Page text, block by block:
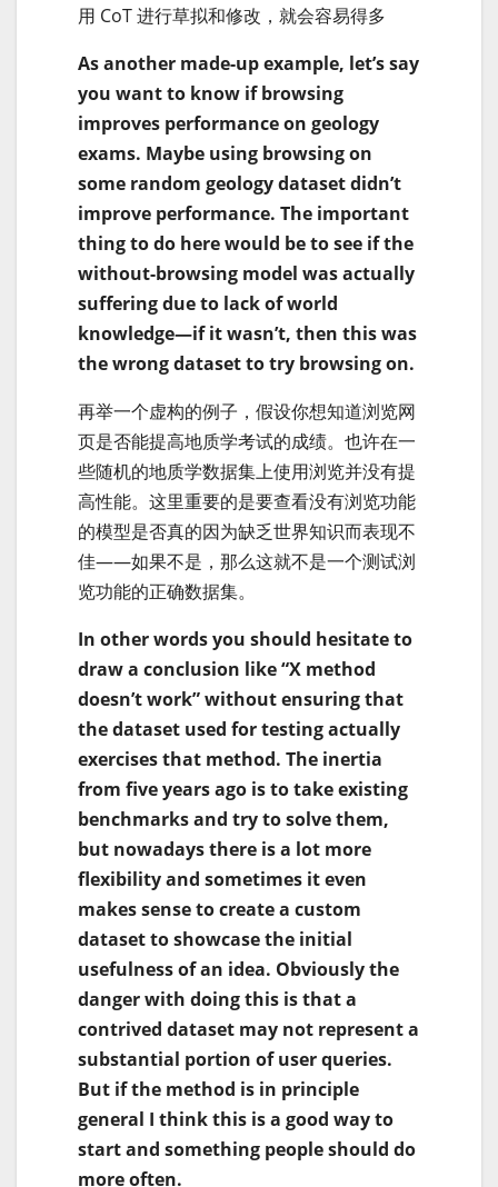
用 CoT 进行草拟和修改，就会容易得多
As another made-up example, let’s say
you want to know if browsing
improves performance on geology
exams. Maybe using browsing on
some random geology dataset didn’t
improve performance. The important
thing to do here would be to see if the
without-browsing model was actually
suffering due to lack of world
knowledge—if it wasn’t, then this was
the wrong dataset to try browsing on.
再举一个虚构的例子，假设你想知道浏览网
页是否能提高地质学考试的成绩。也许在一
些随机的地质学数据集上使用浏览并没有提
高性能。这里重要的是要查看没有浏览功能
的模型是否真的因为缺乏世界知识而表现不
佳——如果不是，那么这就不是一个测试浏
览功能的正确数据集。
In other words you should hesitate to
draw a conclusion like “X method
doesn’t work” without ensuring that
the dataset used for testing actually
exercises that method. The inertia
from five years ago is to take existing
benchmarks and try to solve them,
but nowadays there is a lot more
flexibility and sometimes it even
makes sense to create a custom
dataset to showcase the initial
usefulness of an idea. Obviously the
danger with doing this is that a
contrived dataset may not represent a
substantial portion of user queries.
But if the method is in principle
general I think this is a good way to
start and something people should do
more often.